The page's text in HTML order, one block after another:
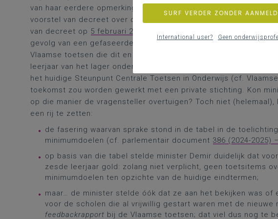
van haar eerdere opmerkingen: eerst bij de
voorstel van decreet over de nieuwe minimumdoelen
van decreet op 5 februari 2026
gevolg van een gefaseerde invoering van de bewuste
Vlaamse toetsen die dit en een paar volgende jaren zouden
leerjaar van het lager onderwijs. Daarnaast bevroeg
het huidige Steunpunt Centrale Toetsen in Onderwijs (cf.
toekomst zou worden gewerkt met een private stichting. Kon
op die manier de vragensteller overtuigen? Toch niet
een rij te zetten:
de fasering waarvan sprake stond in de tabel in de
minimumdoelen (cf. parlementair document 386 (2024-2025)
op basis van die tabel stelde minister Demir duidelijk dat
zesde leerjaar gold: zolang niet verplicht, geen toetsitems
minimumdoelen ten opzichte van de huidige eindtermen;
maar… de minister stelde óók dat ze aan het bekijken was of
voor de scholen die al vrijwillig gestart waren met de nieuwe
feedbackrapport bij de Vlaamse toetsen; dat viel dus nog te
SURF VERDER ZONDER
International user? Geen